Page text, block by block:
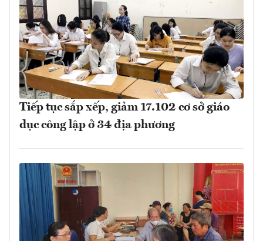
Tiếp tục sắp xếp, giảm 17.102 cơ sở giáo
dục công lập ở 34 địa phương